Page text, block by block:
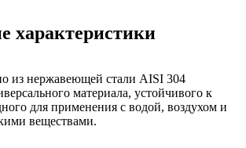
характеристики
из нержавеющей стали AISI 304
материала, устойчивого к
для применения с водой, воздухом и
веществами.